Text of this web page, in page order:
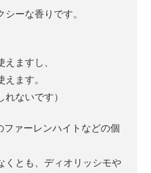
ーな香りです。
ますし、
ます。
れないです）
ァーレンハイトなどの個
くとも、ディオリッシモや